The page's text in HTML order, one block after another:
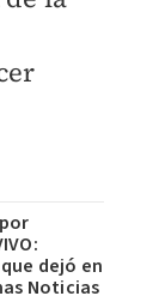
dejó en
Noticias